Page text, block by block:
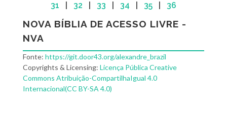
31
32 33 34 35 36
NOVA BÍBLIA DE ACESSO LIVRE -
NVA
Fonte: https://git.door43.org/alexandre_brazil
Copyrights & Licensing: Licença Pública Creative
Commons Atribuição-CompartilhaIgual 4.0
Internacional(CC BY-SA 4.0)